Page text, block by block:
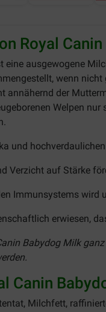
Royal
eine ausgewogene
wenn
annähernd der
Welpen
und
Verzicht auf Stärke
Immunsystems wird
erwiesen,
Babydog Milk
Canin
Milchfett,